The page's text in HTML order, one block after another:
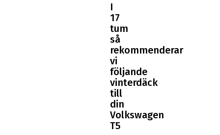
I
17
tum
så
rekommenderar
vi
följande
vinterdäck
till
din
Volkswagen
T5